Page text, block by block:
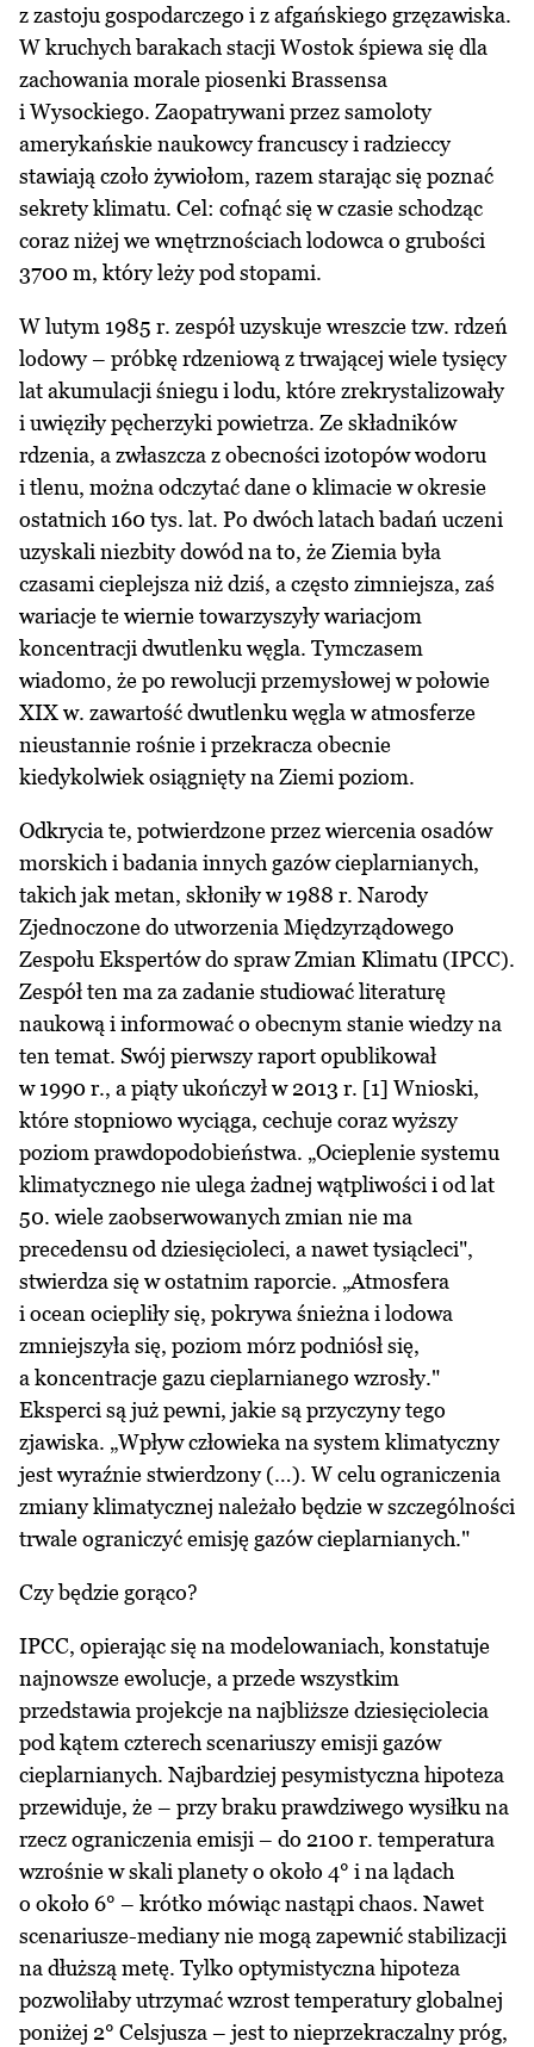
z zastoju gospodarczego i z afgańskiego grzęzawiska.
W kruchych barakach stacji Wostok śpiewa się dla
zachowania morale piosenki Brassensa
i Wysockiego. Zaopatrywani przez samoloty
amerykańskie naukowcy francuscy i radzieccy
stawiają czoło żywiołom, razem starając się poznać
sekrety klimatu. Cel: cofnąć się w czasie schodząc
coraz niżej we wnętrznościach lodowca o grubości
3700 m, który leży pod stopami.
W lutym 1985 r. zespół uzyskuje wreszcie tzw. rdzeń
lodowy – próbkę rdzeniową z trwającej wiele tysięcy
lat akumulacji śniegu i lodu, które zrekrystalizowały
i uwięziły pęcherzyki powietrza. Ze składników
rdzenia, a zwłaszcza z obecności izotopów wodoru
i tlenu, można odczytać dane o klimacie w okresie
ostatnich 160 tys. lat. Po dwóch latach badań uczeni
uzyskali niezbity dowód na to, że Ziemia była
czasami cieplejsza niż dziś, a często zimniejsza, zaś
wariacje te wiernie towarzyszyły wariacjom
koncentracji dwutlenku węgla. Tymczasem
wiadomo, że po rewolucji przemysłowej w połowie
XIX w. zawartość dwutlenku węgla w atmosferze
nieustannie rośnie i przekracza obecnie
kiedykolwiek osiągnięty na Ziemi poziom.
Odkrycia te, potwierdzone przez wiercenia osadów
morskich i badania innych gazów cieplarnianych,
takich jak metan, skłoniły w 1988 r. Narody
Zjednoczone do utworzenia Międzyrządowego
Zespołu Ekspertów do spraw Zmian Klimatu (IPCC).
Zespół ten ma za zadanie studiować literaturę
naukową i informować o obecnym stanie wiedzy na
ten temat. Swój pierwszy raport opublikował
w 1990 r., a piąty ukończył w 2013 r. [1] Wnioski,
które stopniowo wyciąga, cechuje coraz wyższy
poziom prawdopodobieństwa. „Ocieplenie systemu
klimatycznego nie ulega żadnej wątpliwości i od lat
50. wiele zaobserwowanych zmian nie ma
precedensu od dziesięcioleci, a nawet tysiącleci",
stwierdza się w ostatnim raporcie. „Atmosfera
i ocean ociepliły się, pokrywa śnieżna i lodowa
zmniejszyła się, poziom mórz podniósł się,
a koncentracje gazu cieplarnianego wzrosły."
Eksperci są już pewni, jakie są przyczyny tego
zjawiska. „Wpływ człowieka na system klimatyczny
jest wyraźnie stwierdzony (…). W celu ograniczenia
zmiany klimatycznej należało będzie w szczególności
trwale ograniczyć emisję gazów cieplarnianych."
Czy będzie gorąco?
IPCC, opierając się na modelowaniach, konstatuje
najnowsze ewolucje, a przede wszystkim
przedstawia projekcje na najbliższe dziesięciolecia
pod kątem czterech scenariuszy emisji gazów
cieplarnianych. Najbardziej pesymistyczna hipoteza
przewiduje, że – przy braku prawdziwego wysiłku na
rzecz ograniczenia emisji – do 2100 r. temperatura
wzrośnie w skali planety o około 4° i na lądach
o około 6° – krótko mówiąc nastąpi chaos. Nawet
scenariusze-mediany nie mogą zapewnić stabilizacji
na dłuższą metę. Tylko optymistyczna hipoteza
pozwoliłaby utrzymać wzrost temperatury globalnej
poniżej 2° Celsjusza – jest to nieprzekraczalny próg,